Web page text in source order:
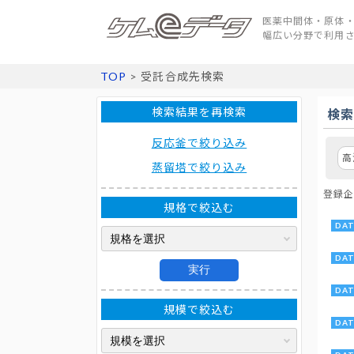
医薬中間体・原体
幅広い分野で利用
TOP > 受託合成先検索
検索結果を再検索
反応釜で絞り込み
蒸留塔で絞り込み
規格で絞込む
実行
規模で絞込む
検
登録